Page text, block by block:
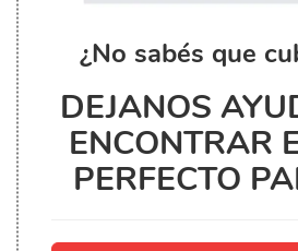
¿No sabés que
DEJANOS
ENCONTRAR
PERFECTO